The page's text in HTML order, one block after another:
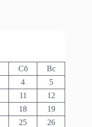
Сб
Вс
4
5
11
12
18
19
25
26